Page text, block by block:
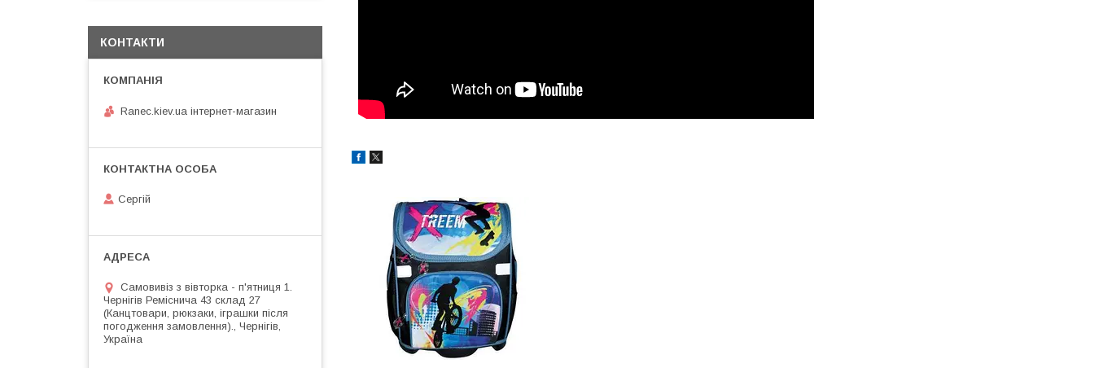
КОНТАКТИ
Ranec.kiev.ua інтернет-магазин
Сергій
Самовивіз з вівторка - п'ятниця 1.
Чернігів Реміснича 43 склад 27
(Канцтовари, рюкзаки, іграшки після
погодження замовлення)., Чернігів,
Україна